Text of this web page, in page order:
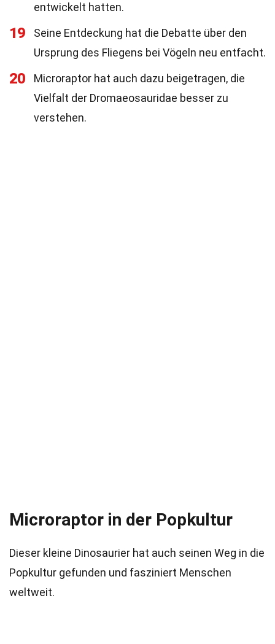
entwickelt hatten.
19
Seine Entdeckung hat die Debatte über den
Ursprung des Fliegens bei Vögeln neu entfacht.
20
Microraptor hat auch dazu beigetragen, die
Vielfalt der Dromaeosauridae besser zu
verstehen.
Microraptor in der Popkultur
Dieser kleine Dinosaurier hat auch seinen Weg in die
Popkultur gefunden und fasziniert Menschen
weltweit.